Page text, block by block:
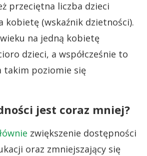
przeciętna liczba dzieci
kobietę (wskaźnik dzietności).
na jedną kobietę
dzieci, a współcześnie to
takim poziomie się
jest coraz mniej?
zwiększenie dostępności
oraz zmniejszający się